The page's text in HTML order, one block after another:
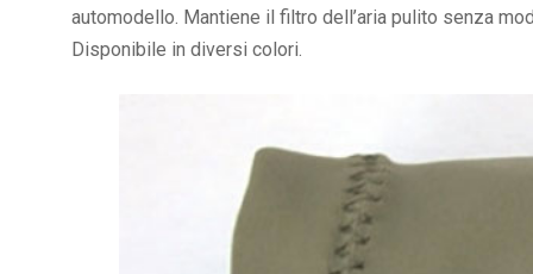
automodello. Mantiene il filtro dell’aria pulito senza
Disponibile in diversi colori.